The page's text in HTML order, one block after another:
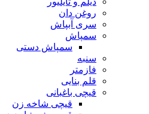
روغن دان
سری آبپاش
سمپاش
سمپاش دستی
سنبه
فازمتر
قلم بنایی
قیچی باغبانی
قیچی شاخه زن